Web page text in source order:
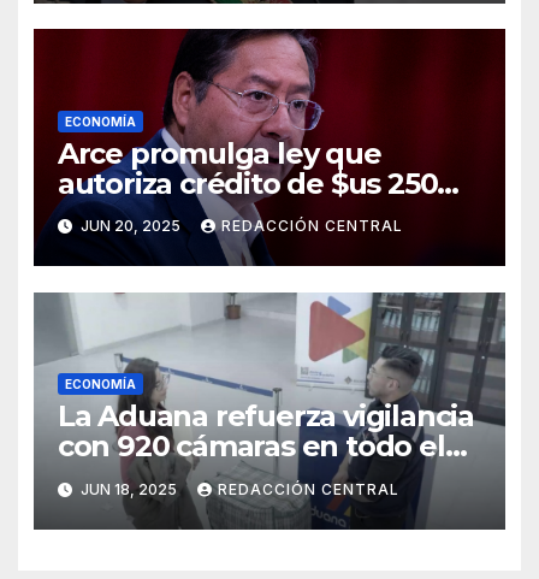
ECONOMÍA
Arce promulga ley que
autoriza crédito de $us 250
millones del BID para
emergencias
JUN 20, 2025 REDACCIÓN CENTRAL
ECONOMÍA
La Aduana refuerza vigilancia
con 920 cámaras en todo el
país
JUN 18, 2025 REDACCIÓN CENTRAL